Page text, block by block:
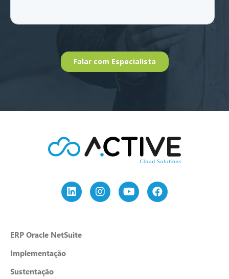
ERP Oracle NetSuite
Implementação
Sustentação